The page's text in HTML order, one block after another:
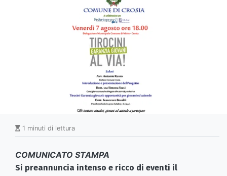
1 minuti di lettura
COMUNICATO STAMPA
Si preannuncia intenso e ricco di eventi il